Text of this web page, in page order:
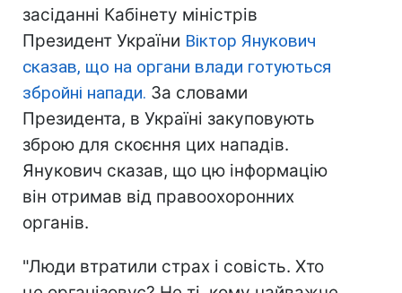
засіданні Кабінету міністрів
Президент України Віктор Янукович
сказав, що на органи влади готуються
збройні напади. За словами
Президента, в Україні закуповують
зброю для скоєння цих нападів.
Янукович сказав, що цю інформацію
він отримав від правоохоронних
органів.
"Люди втратили страх і совість. Хто